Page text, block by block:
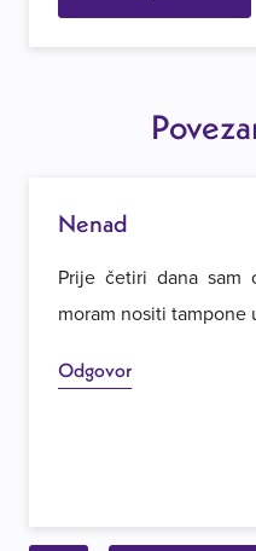
Nenad
Prije četiri dana sam
moram nositi tampone
Odgovor